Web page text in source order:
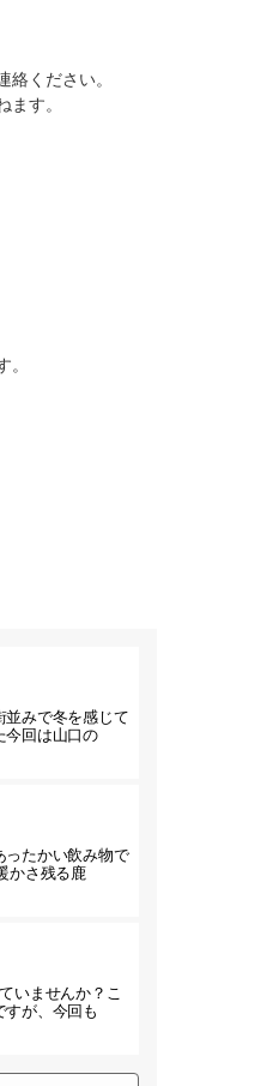
ください。
す。
並みで冬を感じて
今回は山口の
ったかい飲み物で
かさ残る鹿
いませんか？こ
が、今回も